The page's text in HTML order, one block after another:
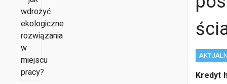
Kredyt